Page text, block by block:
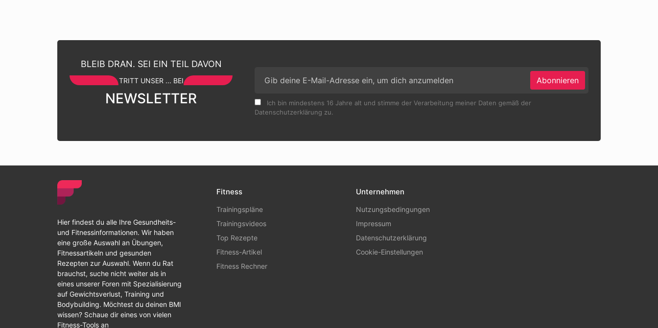
BLEIB DRAN. SEI EIN TEIL DAVON
TRITT UNSER ... BEI
NEWSLETTER
Abonnieren
Ich bin mindestens 16 Jahre alt und stimme der Verarbeitung meiner Daten gemäß der
Datenschutzerklärung zu.
Hier findest du alle Ihre Gesundheits-
und Fitnessinformationen. Wir haben
eine große Auswahl an Übungen,
Fitnessartikeln und gesunden
Rezepten zur Auswahl. Wenn du Rat
brauchst, suche nicht weiter als in
eines unserer Foren mit Spezialisierung
auf Gewichtsverlust, Training und
Bodybuilding. Möchtest du deinen BMI
wissen? Schaue dir eines von vielen
Fitness-Tools an
Fitness
Trainingspläne
Trainingsvideos
Top Rezepte
Fitness-Artikel
Fitness Rechner
Unternehmen
Nutzungsbedingungen
Impressum
Datenschutzerklärung
Cookie-Einstellungen